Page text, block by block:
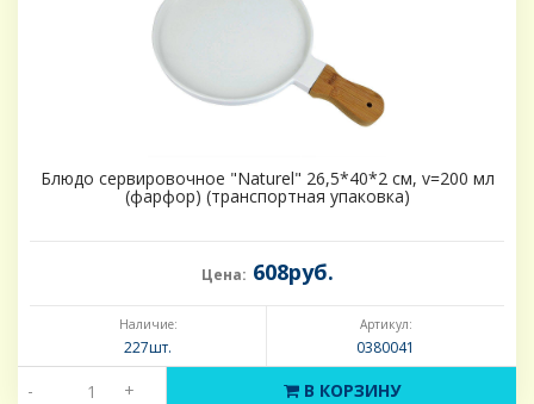
Блюдо сервировочное "Naturel" 26,5*40*2 см, v=200 мл
(фарфор) (транспортная упаковка)
Цена: 608руб.
Наличие:
227шт.
Артикул:
0380041
- + В КОРЗИНУ